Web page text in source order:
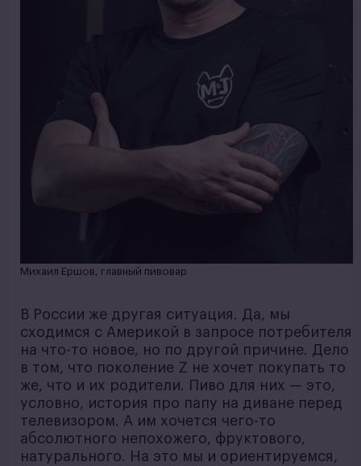
Михаил Ершов, главный пивовар
В России же другая ситуация. Да, мы
сходимся с Америкой в запросе потребителя
на что-то новое, но по другой причине. Дело
в том, что поколение Z не хочет покупать то
же, что и их родители. Пиво для них — это,
условно, история про папу на диване перед
телевизором. А им хочется чего-то
абсолютного непохожего, фруктового,
натурального. На это мы и ориентируемся,